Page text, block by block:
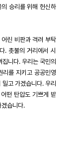
승리를 위해 헌신하
린 비판과 격려 부탁
. 촛불의 거리에서 시
니다. 우리는 국민의
리를 지키고 공공민영
고 가겠습니다. 우리
떤 탄압도 기쁘게 받
습니다.